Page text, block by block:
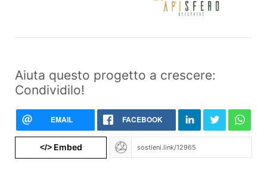
Aiuta questo progetto a crescere:
Condividilo!
EMAIL FACEBOOK
</>Embed